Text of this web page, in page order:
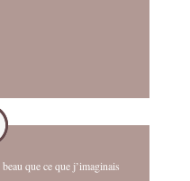
que ce que j’imaginais